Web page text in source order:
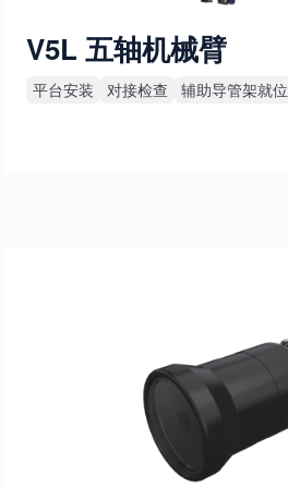
V5L 五轴机械臂
平台安装 对接检查 辅助导管架就位